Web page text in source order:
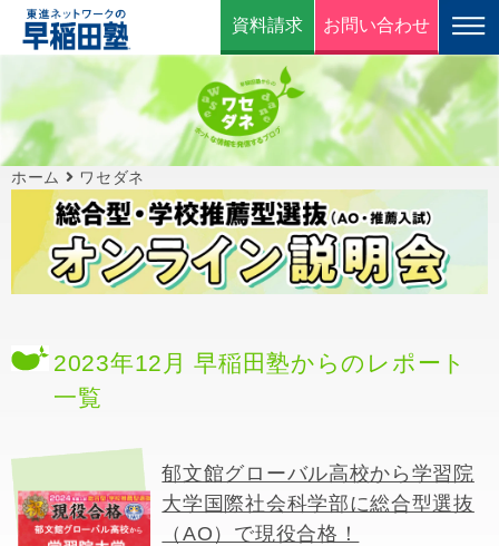
資料請求 お問い合わせ
ホーム ワセダネ
2023年12月 早稲田塾からのレポート
一覧
郁文館グローバル高校から学習院
大学国際社会科学部に総合型選抜
（AO）で現役合格！